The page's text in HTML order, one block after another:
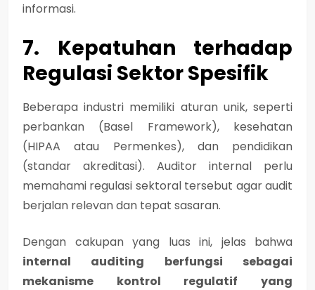
informasi.
7. Kepatuhan terhadap
Regulasi Sektor Spesifik
Beberapa industri memiliki aturan unik, seperti
perbankan (Basel Framework), kesehatan
(HIPAA atau Permenkes), dan pendidikan
(standar akreditasi). Auditor internal perlu
memahami regulasi sektoral tersebut agar audit
berjalan relevan dan tepat sasaran.
Dengan cakupan yang luas ini, jelas bahwa
internal auditing berfungsi sebagai
mekanisme kontrol regulatif yang